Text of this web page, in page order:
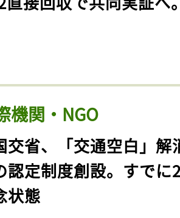
機関・NGO
交省、「交通空白」解
認定制度創設。すでに
状態